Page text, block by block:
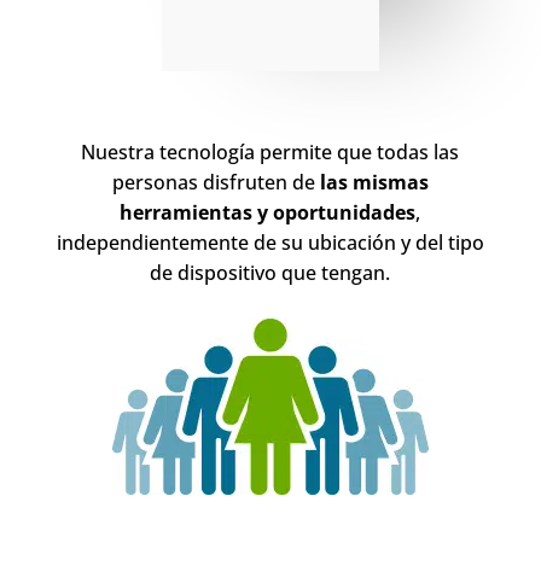
Nuestra tecnología permite que todas las
personas disfruten de las mismas
herramientas y oportunidades,
independientemente de su ubicación y del tipo
de dispositivo que tengan.